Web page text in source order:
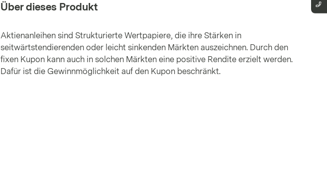
Über dieses Produkt
Aktienanleihen sind Strukturierte Wertpapiere, die ihre Stärken in
seitwärtstendierenden oder leicht sinkenden Märkten auszeichnen. Durch den
fixen Kupon kann auch in solchen Märkten eine positive Rendite erzielt werden.
Dafür ist die Gewinnmöglichkeit auf den Kupon beschränkt.